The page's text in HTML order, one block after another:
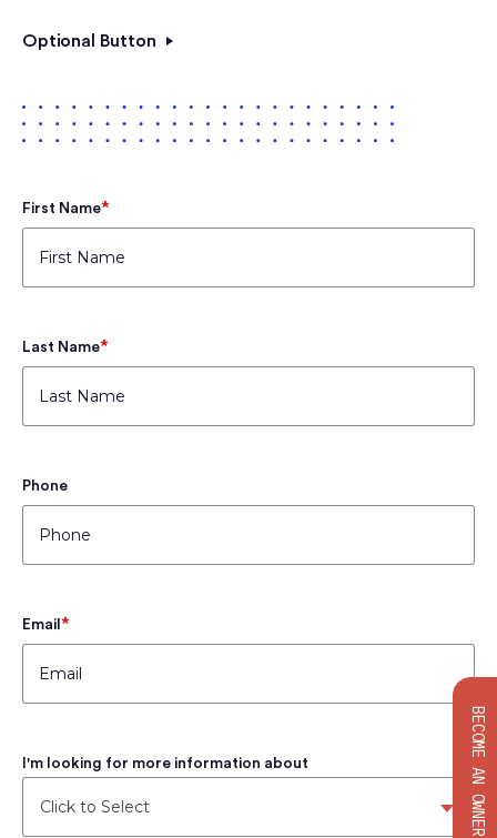
BECOME AN OWNER
Optional Button
First Name*
Last Name*
Phone
Email*
I'm looking for more information about
Click to Select